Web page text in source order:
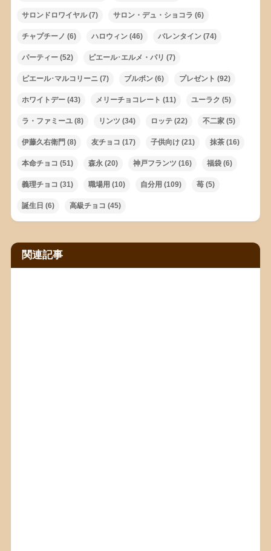
サロンドロワイヤル(7) サロン・デュ・ショコラ (6)
チャプチーノ (6) ハロウィン(46) バレンタイン(74)
パーティー(52) ピエール･エルメ・パリ (7)
ピエール･マルコリーニ(7) ブルボン(6) プレゼント (92)
ホワイトデー(43) メリーチョコレート (11) ユーラク (5)
ラ・ファミーユ(8) リンツ (34) ロッテ(22) 不二家(5)
伊藤久右衛門 (8) 友チョコ (17) 子供向け(21) 抹茶(16)
本命チョコ (51) 森永(20) 神戸フランツ (16) 福袋(6)
義理チョコ (31) 職場用 (10) 自分用 (109) 苺(5)
誕生日 (6) 高級チョコ (45)
関連記事